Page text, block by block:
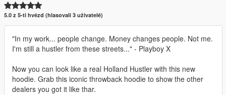
5.0 z 5-ti hvězd (hlasovali 3 uživatelé)
"In my work... people change. Money changes people. Not me.
I'm still a hustler from these streets..." - Playboy X
Now you can look like a real Holland Hustler with this new
hoodie. Grab this iconic throwback hoodie to show the other
dealers you got it like thar.